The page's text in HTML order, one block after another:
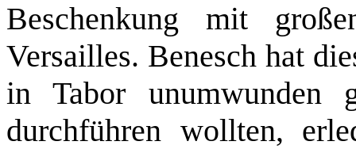
Beschenkung mit
Versailles. Benesch hat
in Tabor unumwunden
durchführen wollten,